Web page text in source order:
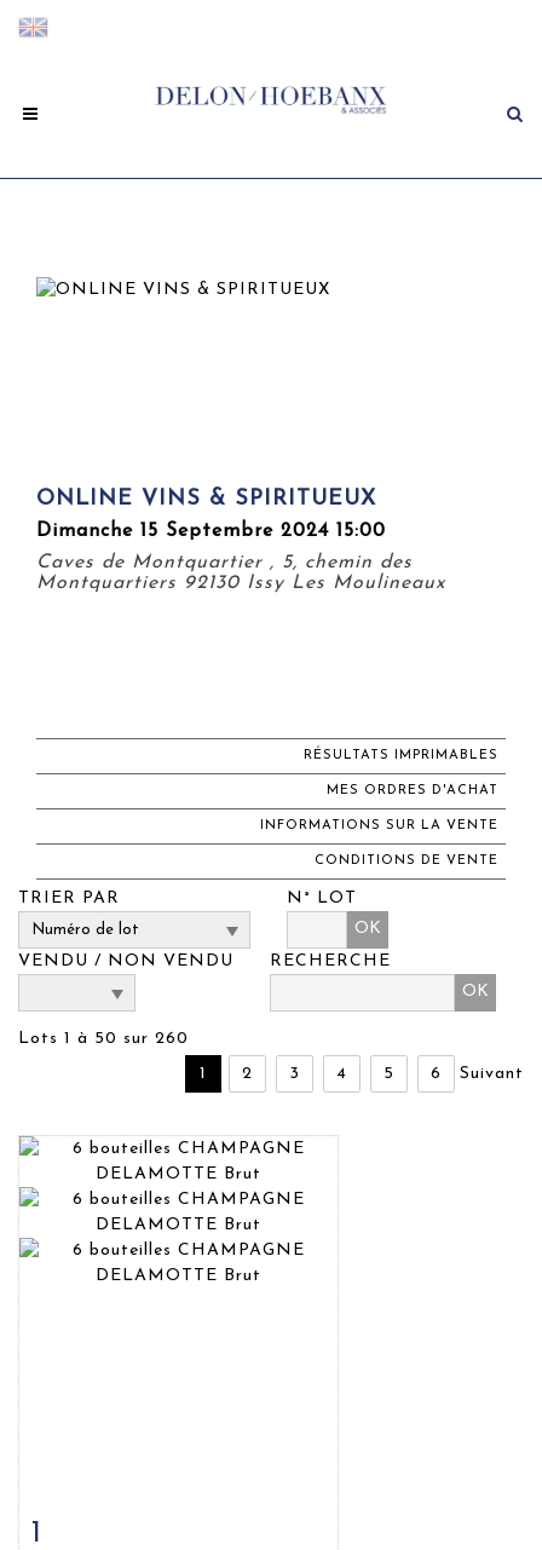
ONLINE VINS & SPIRITUEUX
Dimanche 15 Septembre 2024 15:00
Caves de Montquartier , 5, chemin des
Montquartiers 92130 Issy Les Moulineaux
RÉSULTATS IMPRIMABLES
MES ORDRES D'ACHAT
INFORMATIONS SUR LA VENTE
CONDITIONS DE VENTE
TRIER PAR
N° LOT
OK
VENDU / NON VENDU
RECHERCHE
Lots 1 à 50 sur 260
1
2 3 4 5 6 Suivant
1